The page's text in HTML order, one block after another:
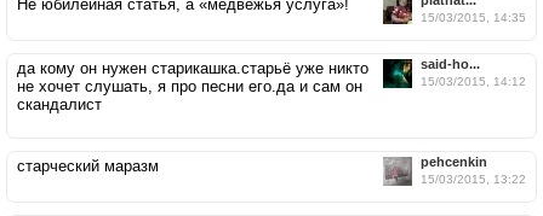
15/03/2015, 14:35
Не юбилейная статья, а «медвежья услуга»!
said-ho...
15/03/2015, 14:12
да кому он нужен старикашка.старьё уже никто
не хочет слушать, я про песни его.да и сам он
скандалист
pehcenkin
15/03/2015, 13:22
старческий маразм